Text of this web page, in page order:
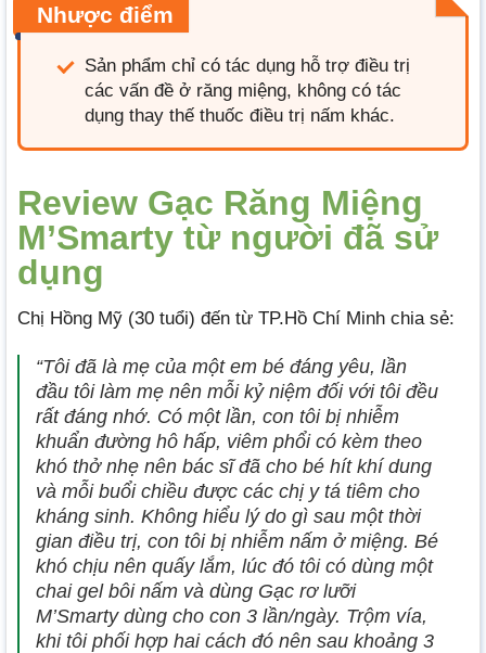
Nhược điểm
Sản phẩm chỉ có tác dụng hỗ trợ điều trị
các vấn đề ở răng miệng, không có tác
dụng thay thế thuốc điều trị nấm khác.
Review Gạc Răng Miệng
M’Smarty từ người đã sử
dụng
Chị Hồng Mỹ (30 tuổi) đến từ TP.Hồ Chí Minh chia sẻ:
“Tôi đã là mẹ của một em bé đáng yêu, lần
đầu tôi làm mẹ nên mỗi kỷ niệm đối với tôi đều
rất đáng nhớ. Có một lần, con tôi bị nhiễm
khuẩn đường hô hấp, viêm phổi có kèm theo
khó thở nhẹ nên bác sĩ đã cho bé hít khí dung
và mỗi buổi chiều được các chị y tá tiêm cho
kháng sinh. Không hiểu lý do gì sau một thời
gian điều trị, con tôi bị nhiễm nấm ở miệng. Bé
khó chịu nên quấy lắm, lúc đó tôi có dùng một
chai gel bôi nấm và dùng Gạc rơ lưỡi
M’Smarty dùng cho con 3 lần/ngày. Trộm vía,
khi tôi phối hợp hai cách đó nên sau khoảng 3